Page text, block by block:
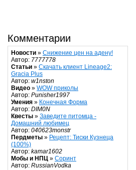
Комментарии
Новости » Снижение цен на адену!
Автор: 7777778
Статьи » Скачать клиент Lineage2:
Gracia Plus
Автор: w1nston
Видео » WOW приколы
Автор: Punisher1997
Умения » Конечная Форма
Автор: DIM0N
Квесты » Заведите питомца -
Домашний любимец
Автор: 040623monstr
Пердметы » Рецепт: Тиски Кузнеца
(100%)
Автор: kamar1602
Мобы и НПЦ » Соринт
Автор: RussianVodka